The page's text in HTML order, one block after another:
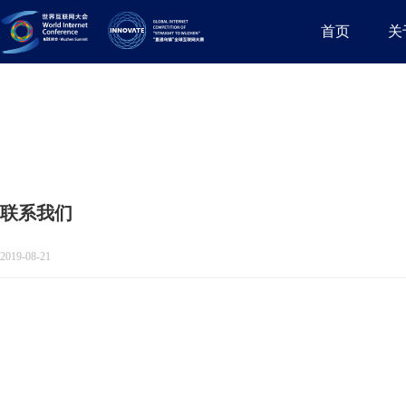
首页 关
联系我们
2019-08-21